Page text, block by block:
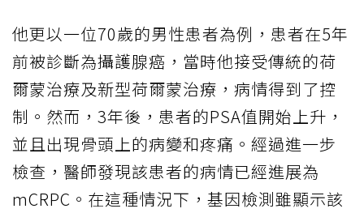
他更以一位70歲的男性患者為例，患者在5年
前被診斷為攝護腺癌，當時他接受傳統的荷
爾蒙治療及新型荷爾蒙治療，病情得到了控
制。然而，3年後，患者的PSA值開始上升，
並且出現骨頭上的病變和疼痛。經過進一步
檢查，醫師發現該患者的病情已經進展為
mCRPC。在這種情況下，基因檢測雖顯示該